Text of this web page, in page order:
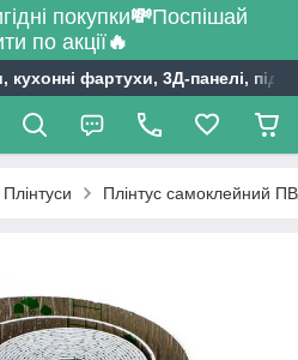
покупки💸Поспішай
по акції🔥
фартухи, 3Д-панелі,
Плінтуси Плінтус самоклейний